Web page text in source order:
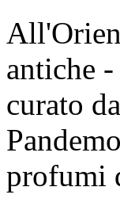
antiche
curato
profumi